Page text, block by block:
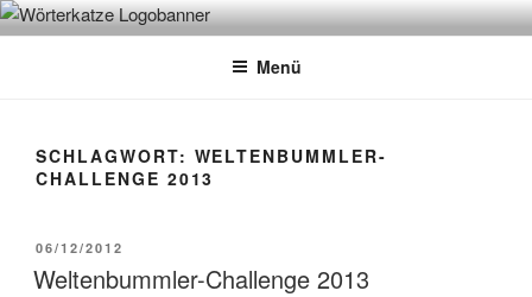
Zum
InhaltWÖRTERKATZE
Von Büchern erzählen
Menü
SCHLAGWORT: WELTENBUMMLER-
CHALLENGE 2013
VERÖFFENTLICHT
AM
06/12/2012
Weltenbummler-Challenge 2013